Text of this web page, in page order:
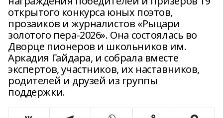
открытого конкурса юных поэтов,
прозаиков и журналистов «Рыцари
золотого пера-2026». Она состоялась во
Дворце пионеров и школьников им.
Аркадия Гайдара, и собрала вместе
экспертов, участников, их наставников,
родителей и друзей из группы
поддержки.